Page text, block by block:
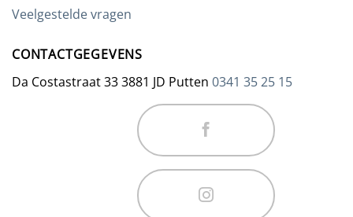
Veelgestelde vragen
CONTACTGEGEVENS
Da Costastraat 33 3881 JD Putten 0341 35 25 15